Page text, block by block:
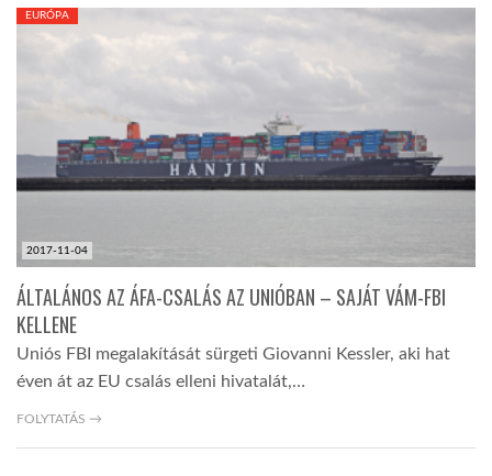
AUSZTRÁLIA
GLOBOTV BP
2017-11-04
EURÓPA
ÁLTALÁNOS AZ ÁFA-CSALÁS AZ UNIÓBAN – SAJÁT VÁM-FBI
KELLENE
Uniós FBI megalakítását sürgeti Giovanni Kessler, aki hat
éven át az EU csalás elleni hivatalát,…
FOLYTATÁS →